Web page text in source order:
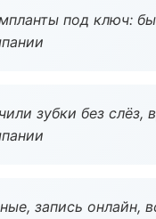
под ключ:
зубки без
запись онлайн,